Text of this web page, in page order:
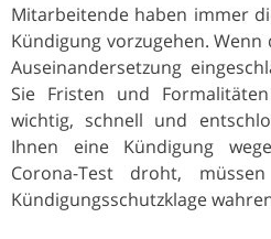
Mitarbeitende haben immer
Kündigung vorzugehen.
Auseinandersetzung
Sie Fristen und
wichtig, schnell und
Ihnen eine Kündigung
Corona-Test droht,
Kündigungsschutzklage